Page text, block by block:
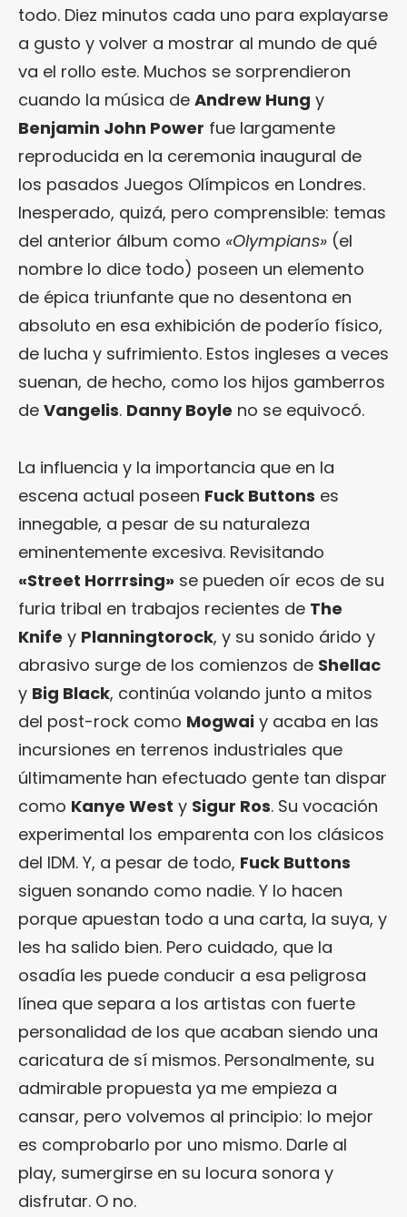
todo. Diez minutos cada uno para explayarse
a gusto y volver a mostrar al mundo de qué
va el rollo este. Muchos se sorprendieron
cuando la música de Andrew Hung y
Benjamin John Power fue largamente
reproducida en la ceremonia inaugural de
los pasados Juegos Olímpicos en Londres.
Inesperado, quizá, pero comprensible: temas
del anterior álbum como «Olympians» (el
nombre lo dice todo) poseen un elemento
de épica triunfante que no desentona en
absoluto en esa exhibición de poderío físico,
de lucha y sufrimiento. Estos ingleses a veces
suenan, de hecho, como los hijos gamberros
de Vangelis. Danny Boyle no se equivocó.
La influencia y la importancia que en la
escena actual poseen Fuck Buttons es
innegable, a pesar de su naturaleza
eminentemente excesiva. Revisitando
«Street Horrrsing» se pueden oír ecos de su
furia tribal en trabajos recientes de The
Knife y Planningtorock, y su sonido árido y
abrasivo surge de los comienzos de Shellac
y Big Black, continúa volando junto a mitos
del post-rock como Mogwai y acaba en las
incursiones en terrenos industriales que
últimamente han efectuado gente tan dispar
como Kanye West y Sigur Ros. Su vocación
experimental los emparenta con los clásicos
del IDM. Y, a pesar de todo, Fuck Buttons
siguen sonando como nadie. Y lo hacen
porque apuestan todo a una carta, la suya, y
les ha salido bien. Pero cuidado, que la
osadía les puede conducir a esa peligrosa
línea que separa a los artistas con fuerte
personalidad de los que acaban siendo una
caricatura de sí mismos. Personalmente, su
admirable propuesta ya me empieza a
cansar, pero volvemos al principio: lo mejor
es comprobarlo por uno mismo. Darle al
play, sumergirse en su locura sonora y
disfrutar. O no.